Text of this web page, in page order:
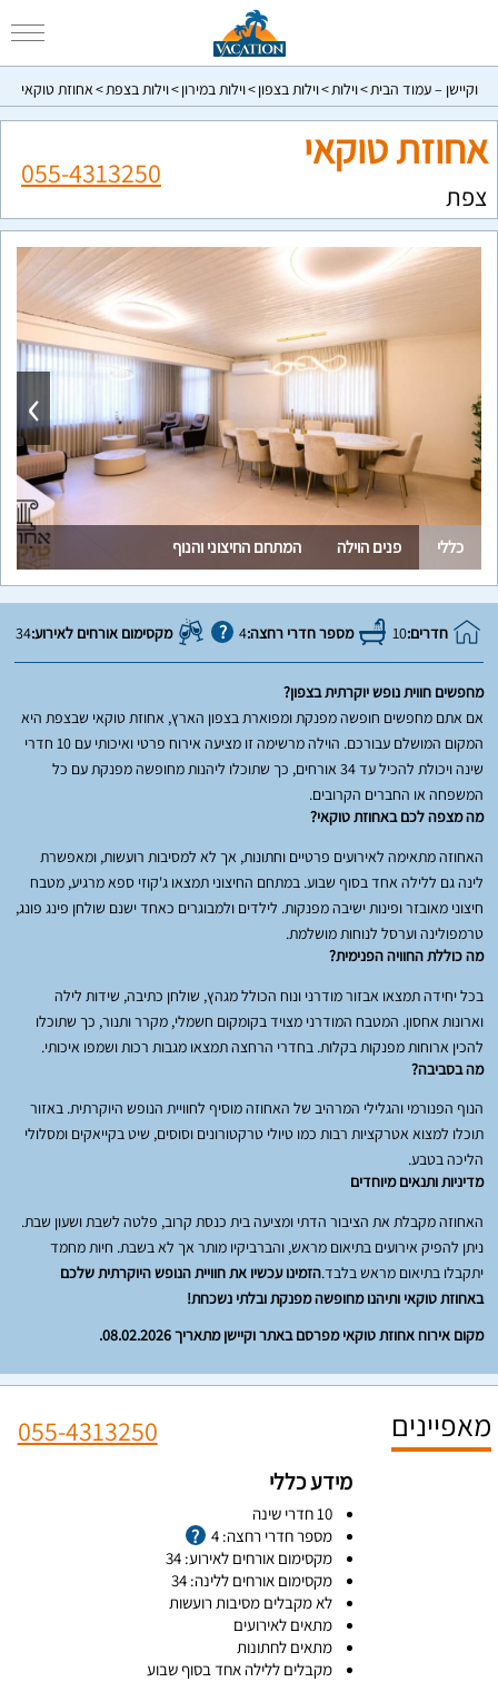
וקיישן – עמוד הבית וילות וילות בצפון וילות במירון וילות בצפת אחוזת טוקאי
אחוזת טוקאי
צפת
055-4313250
›
כללי פנים הוילה המתחם החיצוני והנוף
חדרים:10 מספר חדרי רחצה:4 מקסימום אורחים לאירוע:34
מחפשים חווית נופש יוקרתית בצפון?
אם אתם מחפשים חופשה מפנקת ומפוארת בצפון הארץ, אחוזת טוקאי שבצפת היא
המקום המושלם עבורכם. הוילה מרשימה זו מציעה אירוח פרטי ואיכותי עם 10 חדרי
שינה ויכולת להכיל עד 34 אורחים, כך שתוכלו ליהנות מחופשה מפנקת עם כל
המשפחה או החברים הקרובים.
מה מצפה לכם באחוזת טוקאי?
האחוזה מתאימה לאירועים פרטיים וחתונות, אך לא למסיבות רועשות, ומאפשרת
לינה גם ללילה אחד בסוף שבוע. במתחם החיצוני תמצאו ג'קוזי ספא מרגיע, מטבח
חיצוני מאובזר ופינות ישיבה מפנקות. לילדים ולמבוגרים כאחד ישנם שולחן פינג פונג,
טרמפולינה וערסל לנוחות מושלמת.
מה כוללת החוויה הפנימית?
בכל יחידה תמצאו אבזור מודרני ונוח הכולל מגהץ, שולחן כתיבה, שידות לילה
וארונות אחסון. המטבח המודרני מצויד בקומקום חשמלי, מקרר ותנור, כך שתוכלו
להכין ארוחות מפנקות בקלות. בחדרי הרחצה תמצאו מגבות רכות ושמפו איכותי.
מה בסביבה?
הנוף הפנורמי והגלילי המרהיב של האחוזה מוסיף לחוויית הנופש היוקרתית. באזור
תוכלו למצוא אטרקציות רבות כמו טיולי טרקטורונים וסוסים, שיט בקייאקים ומסלולי
הליכה בטבע.
מדיניות ותנאים מיוחדים
האחוזה מקבלת את הציבור הדתי ומציעה בית כנסת קרוב, פלטה לשבת ושעון שבת.
ניתן להפיק אירועים בתיאום מראש, והברביקיו מותר אך לא בשבת. חיות מחמד
יתקבלו בתיאום מראש בלבד.הזמינו עכשיו את חוויית הנופש היוקרתית שלכם
באחוזת טוקאי ותיהנו מחופשה מפנקת ובלתי נשכחת!
מקום אירוח אחוזת טוקאי מפרסם באתר וקיישן מתאריך 08.02.2026.
מאפיינים 055-4313250
מידע כללי
10 חדרי שינה
מספר חדרי רחצה: 4
מקסימום אורחים לאירוע: 34
מקסימום אורחים ללינה: 34
לא מקבלים מסיבות רועשות
מתאים לאירועים
מתאים לחתונות
מקבלים ללילה אחד בסוף שבוע